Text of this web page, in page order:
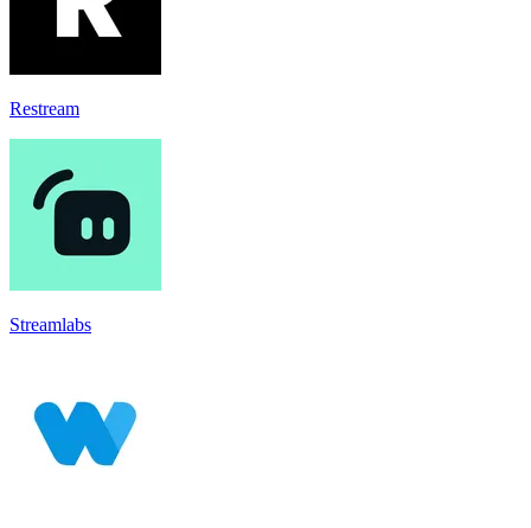
Restream
Streamlabs